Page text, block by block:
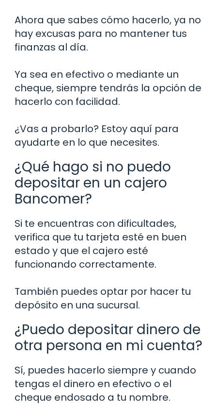
Ahora que sabes cómo hacerlo, ya no
hay excusas para no mantener tus
finanzas al día.
Ya sea en efectivo o mediante un
cheque, siempre tendrás la opción de
hacerlo con facilidad.
¿Vas a probarlo? Estoy aquí para
ayudarte en lo que necesites.
¿Qué hago si no puedo
depositar en un cajero
Bancomer?
Si te encuentras con dificultades,
verifica que tu tarjeta esté en buen
estado y que el cajero esté
funcionando correctamente.
También puedes optar por hacer tu
depósito en una sucursal.
¿Puedo depositar dinero de
otra persona en mi cuenta?
Sí, puedes hacerlo siempre y cuando
tengas el dinero en efectivo o el
cheque endosado a tu nombre.